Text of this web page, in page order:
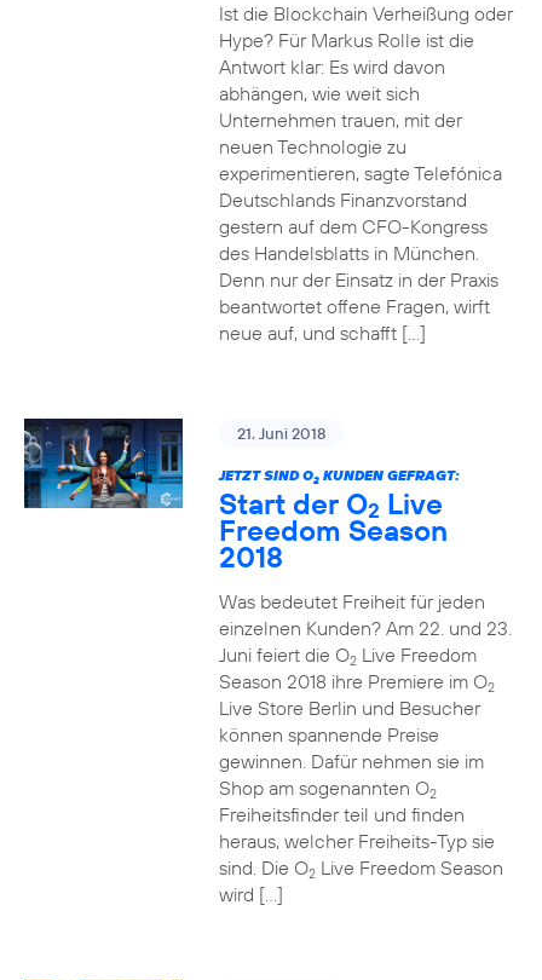
Ist die Blockchain Verheißung oder
Hype? Für Markus Rolle ist die
Antwort klar: Es wird davon
abhängen, wie weit sich
Unternehmen trauen, mit der
neuen Technologie zu
experimentieren, sagte Telefónica
Deutschlands Finanzvorstand
gestern auf dem CFO-Kongress
des Handelsblatts in München.
Denn nur der Einsatz in der Praxis
beantwortet offene Fragen, wirft
neue auf, und schafft […]
21. Juni 2018
JETZT SIND O2KUNDEN GEFRAGT:
Start der O2 Live
Freedom Season
2018
Was bedeutet Freiheit für jeden
einzelnen Kunden? Am 22. und 23.
Juni feiert die O2Live Freedom
Season 2018 ihre Premiere im O2
Live Store Berlin und Besucher
können spannende Preise
gewinnen. Dafür nehmen sie im
Shop am sogenannten O2
Freiheitsfinder teil und finden
heraus, welcher Freiheits-Typ sie
sind. Die O2Live Freedom Season
wird […]